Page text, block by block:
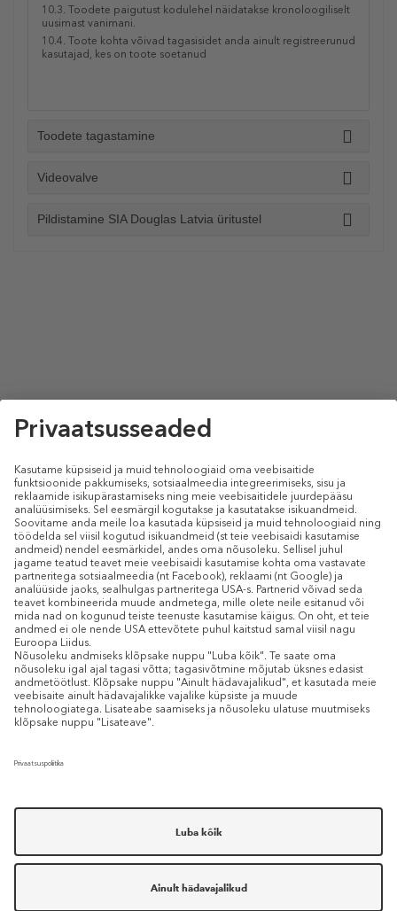
10.3. Toodete paigutust kodulehel näidatakse kronoloogiliselt
uusimast vanimani.
10.4. Toote kohta võivad tagasisidet anda ainult registreerunud
kasutajad, kes on toote soetanud
Toodete tagastamine
Videovalve
Pildistamine SIA Douglas Latvia üritustel